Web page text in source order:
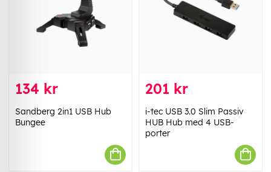
134 kr
Sandberg 2in1 USB Hub
Bungee
201 kr
i-tec USB 3.0 Slim Passiv
HUB Hub med 4 USB-
porter